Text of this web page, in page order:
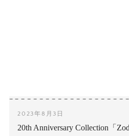
2023年8月3日
20th Anniversary Collection「